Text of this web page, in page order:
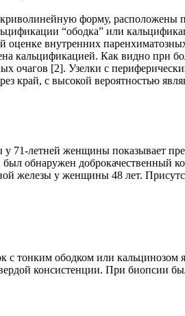
форму, расположены
“ободка” или
оценке внутренних
кальцификацией. Как видно при
очагов [2]. Узелки с
край, с высокой вероятностью
71-летней женщины показывает
обнаружен доброкачественный
железы у женщины 48 лет.
с тонким ободком или
консистенции. При